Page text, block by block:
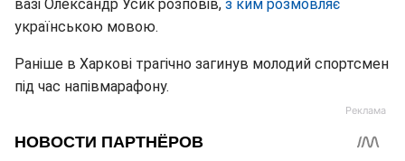
вазі Олександр Усик розповів, з ким розмовляє
українською мовою.
Раніше в Харкові трагічно загинув молодий спортсмен
під час напівмарафону.